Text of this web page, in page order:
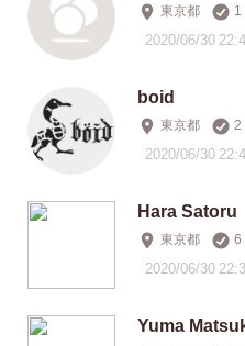
東京都
2020/06/30
boid
東京都 2
2020/06/30
Hara Satoru
東京都 6
2020/06/30
Yuma